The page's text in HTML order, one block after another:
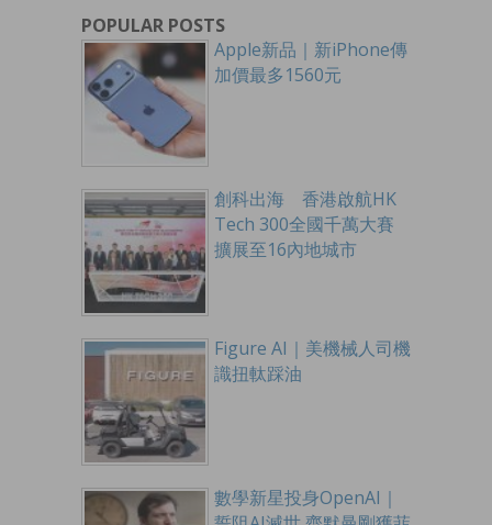
POPULAR POSTS
Apple新品｜新iPhone傳
加價最多1560元
創科出海 香港啟航HK
Tech 300全國千萬大賽
擴展至16內地城市
Figure AI｜美機械人司機
識扭軚踩油
數學新星投身OpenAI｜